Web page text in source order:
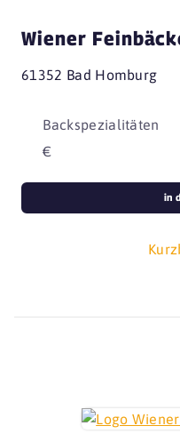
Wiener
61352 Bad Homburg
Backspezialitäten
€
in